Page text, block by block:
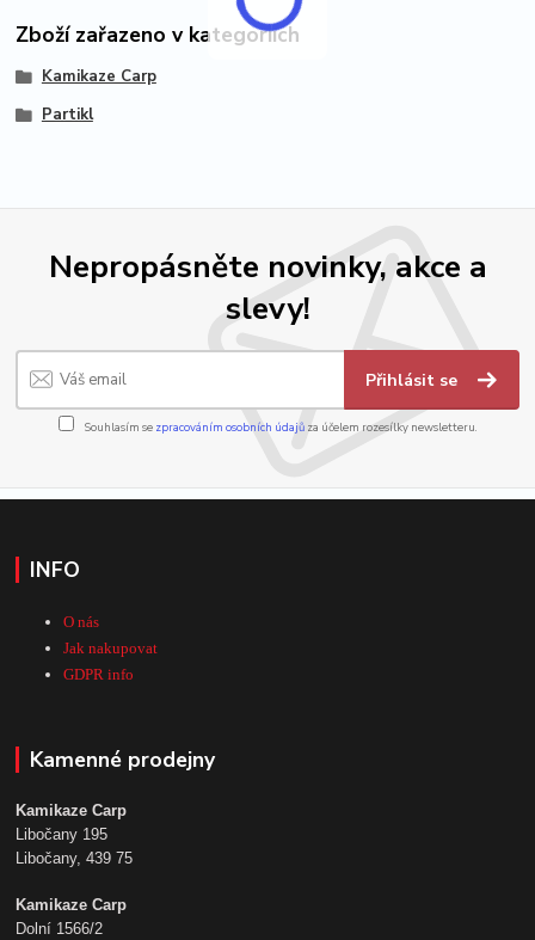
Zboží zařazeno v kategoriích
Kamikaze Carp
Partikl
Nepropásněte novinky, akce a
slevy!
Přihlásit se
Souhlasím se zpracováním osobních údajůza účelem rozesílky newsletteru.
INFO
O nás
Jak nakupovat
GDPR info
Kamenné prodejny
Kamikaze Carp
Libočany 195
Libočany, 439 75
Kamikaze Carp
Dolní 1566/2